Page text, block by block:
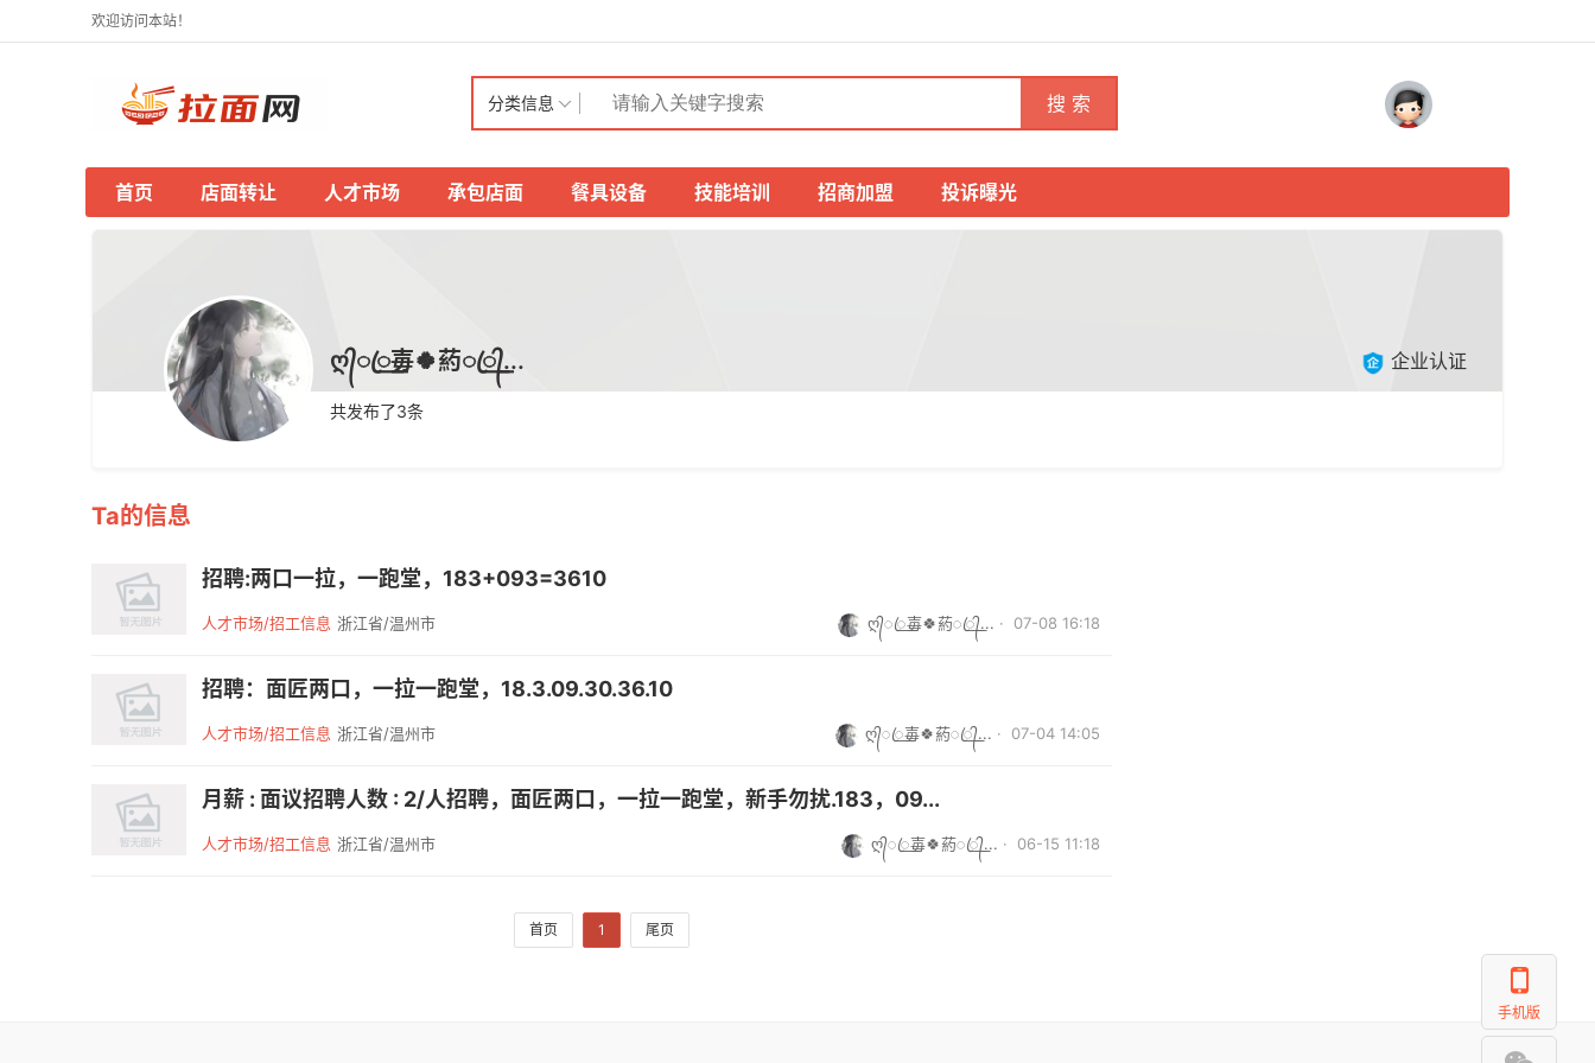
欢迎访问本站！
分类信息 搜 索
首页 店面转让 人才市场 承包店面 餐具设备 技能培训 招商加盟 投诉曝光
ღ᭄ꦿ꯭毐🍀葯ꦿ꯭᭄... 企业认证
共发布了3条
Ta的信息
招聘:两口一拉，一跑堂，183+093=3610
人才市场/招工信息 浙江省/温州市 ღ᭄ꦿ꯭毐🍀葯ꦿ꯭᭄... · 07-08 16:18
招聘：面匠两口，一拉一跑堂，18.3.09.30.36.10
人才市场/招工信息 浙江省/温州市 ღ᭄ꦿ꯭毐🍀葯ꦿ꯭᭄... · 07-04 14:05
月薪 : 面议招聘人数 : 2/人招聘，面匠两口，一拉一跑堂，新手勿扰.183，09...
人才市场/招工信息 浙江省/温州市 ღ᭄ꦿ꯭毐🍀葯ꦿ꯭᭄... · 06-15 11:18
首页 1 尾页
手机版